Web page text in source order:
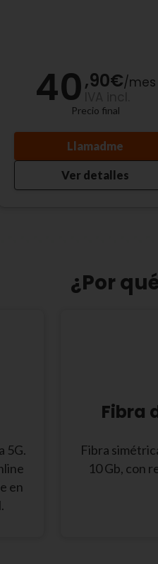
40,90€/mes
Precio final
Llamadme
Ver detalles
¿Por
5G.
en
Fibra
Fibra
10 Gb, con